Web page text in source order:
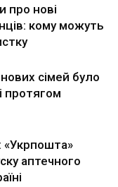
про нові
кому можуть
сімей було
протягом
«Укрпошта»
аптечного